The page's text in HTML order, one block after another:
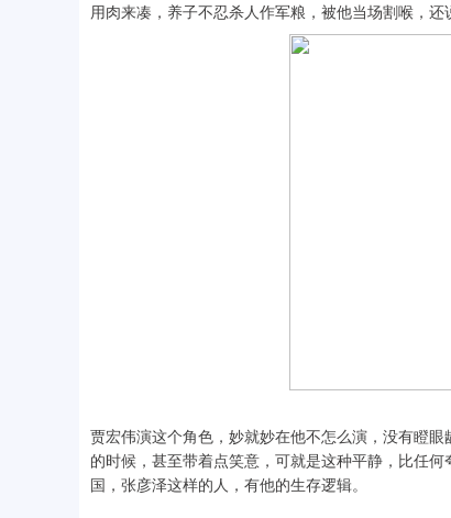
用肉来凑，养子不忍杀人作军粮，被他当场割喉，
贾宏伟演这个角色，妙就妙在他不怎么演，没有瞪
的时候，甚至带着点笑意，可就是这种平静，比任
国，张彦泽这样的人，有他的生存逻辑。